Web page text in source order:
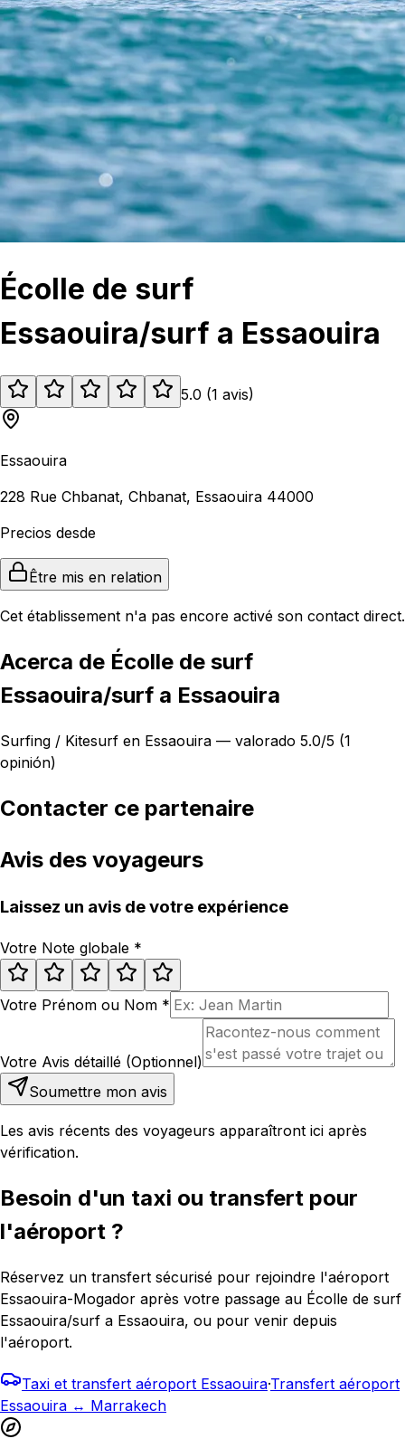
Écolle de surf
Essaouira/surf a Essaouira
5.0 (1 avis)
Essaouira
228 Rue Chbanat, Chbanat, Essaouira 44000
Precios desde
Être mis en relation
Cet établissement n'a pas encore activé son contact direct.
Acerca de Écolle de surf
Essaouira/surf a Essaouira
Surfing / Kitesurf en Essaouira — valorado 5.0/5 (1
opinión)
Contacter ce partenaire
Avis des voyageurs
Laissez un avis de votre expérience
Votre Note globale *
Votre Prénom ou Nom *
Votre Avis détaillé (Optionnel)
Soumettre mon avis
Les avis récents des voyageurs apparaîtront ici après
vérification.
Besoin d'un taxi ou transfert pour
l'aéroport ?
Réservez un transfert sécurisé pour rejoindre l'aéroport
Essaouira-Mogador après votre passage au Écolle de surf
Essaouira/surf a Essaouira, ou pour venir depuis
l'aéroport.
Taxi et transfert aéroport Essaouira·Transfert aéroport
Essaouira ↔ Marrakech